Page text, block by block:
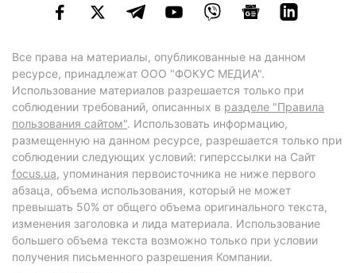
Все права на материалы, опубликованные на данном
ресурсе, принадлежат ООО "ФОКУС МЕДИА".
Использование материалов разрешается только при
соблюдении требований, описанных в разделе "Правила
пользования сайтом". Использовать информацию,
размещенную на данном ресурсе, разрешается только при
соблюдении следующих условий: гиперссылки на Сайт
focus.ua, упоминания первоисточника не ниже первого
абзаца, объема использования, который не может
превышать 50% от общего объема оригинального текста,
изменения заголовка и лида материала. Использование
большего объема текста возможно только при условии
получения письменного разрешения Компании.